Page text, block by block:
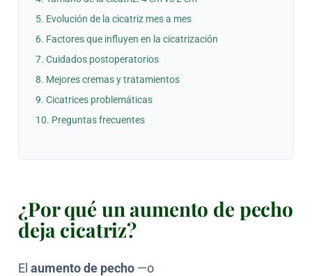
Evolución de la cicatriz mes a mes
Factores que influyen en la cicatrización
Cuidados postoperatorios
Mejores cremas y tratamientos
Cicatrices problemáticas
Preguntas frecuentes
¿Por qué un aumento de pecho
deja cicatriz?
El aumento de pecho —o